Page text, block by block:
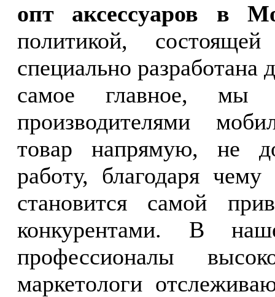
опт аксессуаров в
политикой,
специально
самое главное, мы
производителями
товар напрямую, не
работу, благодаря
становится самой
конкурентами. В
профессионалы
маркетологи